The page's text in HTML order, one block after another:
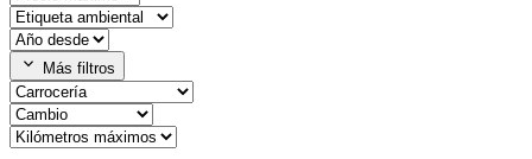
expand_more Más filtros